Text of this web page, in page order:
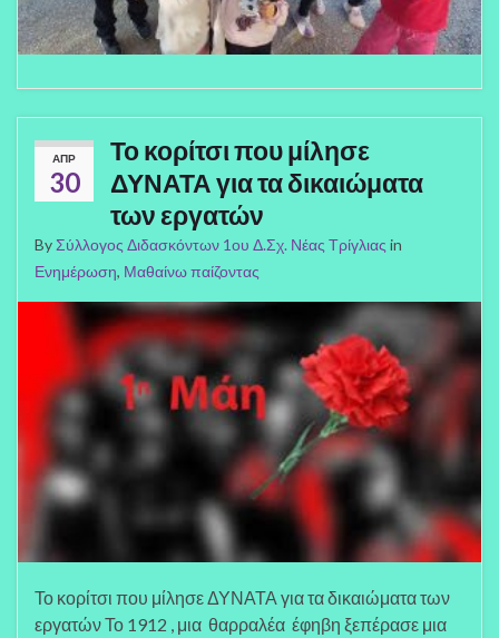
ΑΠΡ
30
Το κορίτσι που μίλησε
ΔΥΝΑΤΑ για τα δικαιώματα
των εργατών
ByΣύλλογος Διδασκόντων 1ου Δ.Σχ. Νέας Τρίγλιας in
Ενημέρωση, Μαθαίνω παίζοντας
Το κορίτσι που μίλησε ΔΥΝΑΤΑ για τα δικαιώματα των
εργατών Το 1912 , μια θαρραλέα έφηβη ξεπέρασε μια